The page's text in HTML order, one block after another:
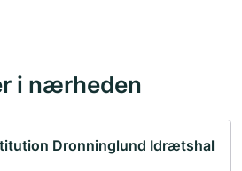
i nærheden
Dronninglund Idrætshal